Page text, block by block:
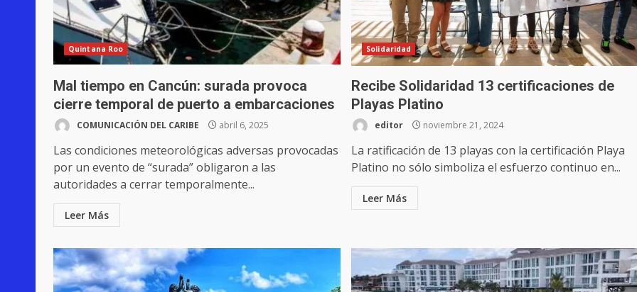
Quintana Roo
Mal tiempo en Cancún: surada provoca
cierre temporal de puerto a embarcaciones
COMUNICACIÓN DEL CARIBE abril 6, 2025
Las condiciones meteorológicas adversas provocadas
por un evento de “surada” obligaron a las
autoridades a cerrar temporalmente...
Leer Más
Solidaridad
Recibe Solidaridad 13 certificaciones de
Playas Platino
editor noviembre 21, 2024
La ratificación de 13 playas con la certificación Playa
Platino no sólo simboliza el esfuerzo continuo en...
Leer Más